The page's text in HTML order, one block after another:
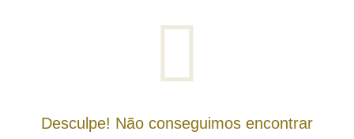
Desculpe! Não conseguimos encontrar